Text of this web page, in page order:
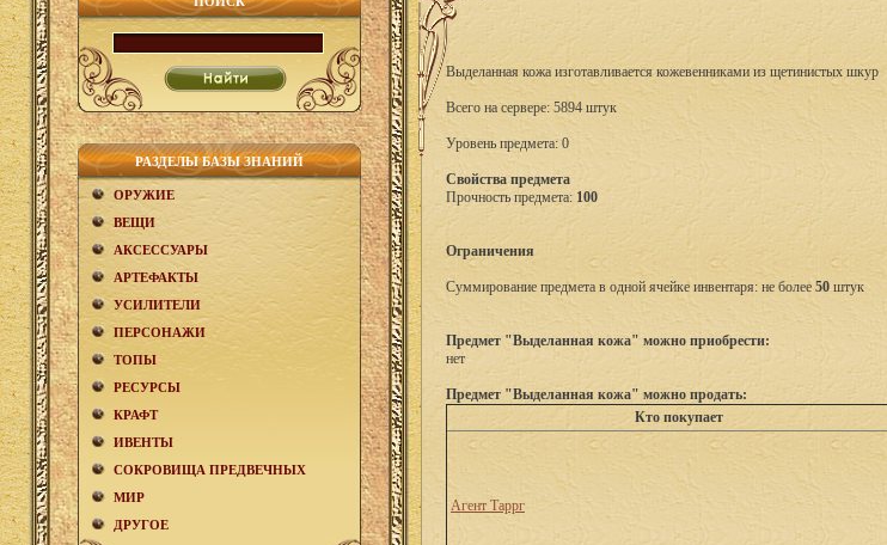
РАЗДЕЛЫ БАЗЫ ЗНАНИЙ
ОРУЖИЕ
ВЕЩИ
АКCЕСCУАРЫ
АРТЕФАКТЫ
УСИЛИТЕЛИ
ПЕРСОНАЖИ
ТОПЫ
РЕСУРСЫ
КРАФТ
ИВЕНТЫ
СОКРОВИЩА ПРЕДВЕЧНЫХ
МИР
ДРУГОЕ
Выделанная кожа изготавливается кожевенниками из щетинистых шкур
Всего на сервере: 5894 штук
Уровень предмета: 0
Свойства предмета
Прочность предмета: 100
Ограничения
Суммирование предмета в одной ячейке инвентаря: не более 50 штук
Предмет "Выделанная кожа" можно приобрести:
нет
Предмет "Выделанная кожа" можно продать:
Кто покупает
Агент Таррг